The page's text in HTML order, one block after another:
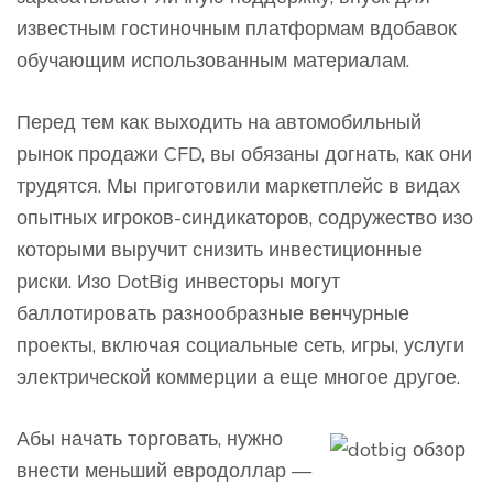
известным гостиночным платформам вдобавок
обучающим использованным материалам.
Перед тем как выходить на автомобильный
рынок продажи CFD, вы обязаны догнать, как они
трудятся. Мы приготовили маркетплейс в видах
опытных игроков-синдикаторов, содружество изо
которыми выручит снизить инвестиционные
риски. Изо DotBig инвесторы могут
баллотировать разнообразные венчурные
проекты, включая социальные сеть, игры, услуги
электрической коммерции а еще многое другое.
Абы начать торговать, нужно
внести меньший евродоллар —